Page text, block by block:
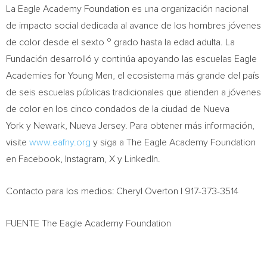
La Eagle Academy Foundation es una organización nacional
de impacto social dedicada al avance de los hombres jóvenes
de color desde el sexto o grado hasta la edad adulta. La
Fundación desarrolló y continúa apoyando las escuelas Eagle
Academies for Young Men , el ecosistema más grande del país
de seis escuelas públicas tradicionales que atienden a jóvenes
de color en los cinco condados de la ciudad de Nueva
York y Newark,
Nueva Jersey. Para obtener más información,
visite www.eafny.org y siga a The Eagle Academy Foundation
en Facebook, Instagram, X y LinkedIn.
Contacto para los medios: Cheryl Overton | 917-373-3514
FUENTE The Eagle Academy Foundation